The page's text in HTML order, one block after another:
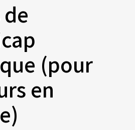
(pour
en